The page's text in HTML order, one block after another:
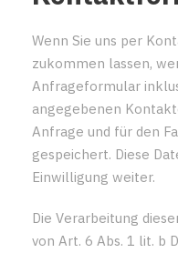
Wenn Sie uns per
zukommen lassen,
Anfrageformular
angegebenen
Anfrage und für den
gespeichert. Diese
Einwilligung weiter.
Die Verarbeitung
von Art. 6 Abs. 1 lit. b